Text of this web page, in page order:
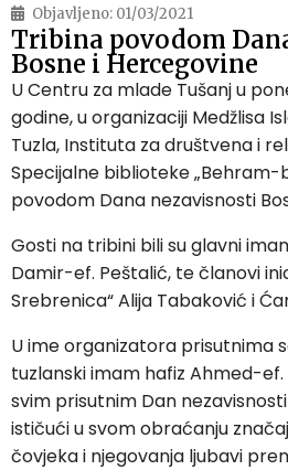
Objavljeno: 01/03/2021
Tribina povodom
Bosne i Hercegovine
U Centru za mlade Tušanj u
godine, u organizaciji Medžlisa
Tuzla, Instituta za društvena i
Specijalne biblioteke „Behram-
povodom Dana nezavisnosti
Gosti na tribini bili su glavni
Damir-ef. Peštalić, te članovi
Srebrenica“ Alija Tabaković i
U ime organizatora prisutnima
tuzlanski imam hafiz Ahmed-
svim prisutnim Dan
ističući u svom obraćanju
čovjeka i njegovanja ljubavi